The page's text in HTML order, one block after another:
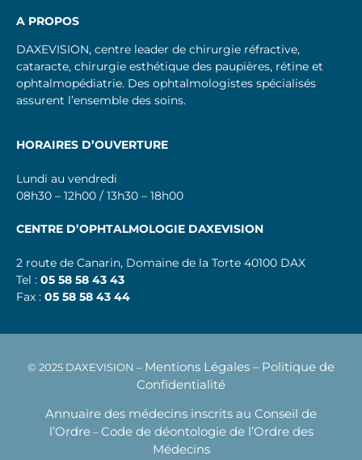
A PROPOS
DAXEVISION, centre leader de chirurgie réfractive,
cataracte, chirurgie esthétique des paupières, rétine et
ophtalmopédiatrie. Des ophtalmologistes spécialisés
assurent l’ensemble des soins.
HORAIRES D’OUVERTURE
Lundi au vendredi
08h30 – 12h00 / 13h30 – 18h00
CENTRE D’OPHTALMOLOGIE DAXEVISION
2 route de Canarin, Domaine de la Torte 40100 DAX
Tel : 05 58 58 43 43
Fax : 05 58 58 43 44
© 2025 DAXEVISION – Mentions Légales – Politique de
Confidentialité
Annuaire des médecins inscrits au Conseil de
l’Ordre – Code de déontologie de l’Ordre des
Médecins